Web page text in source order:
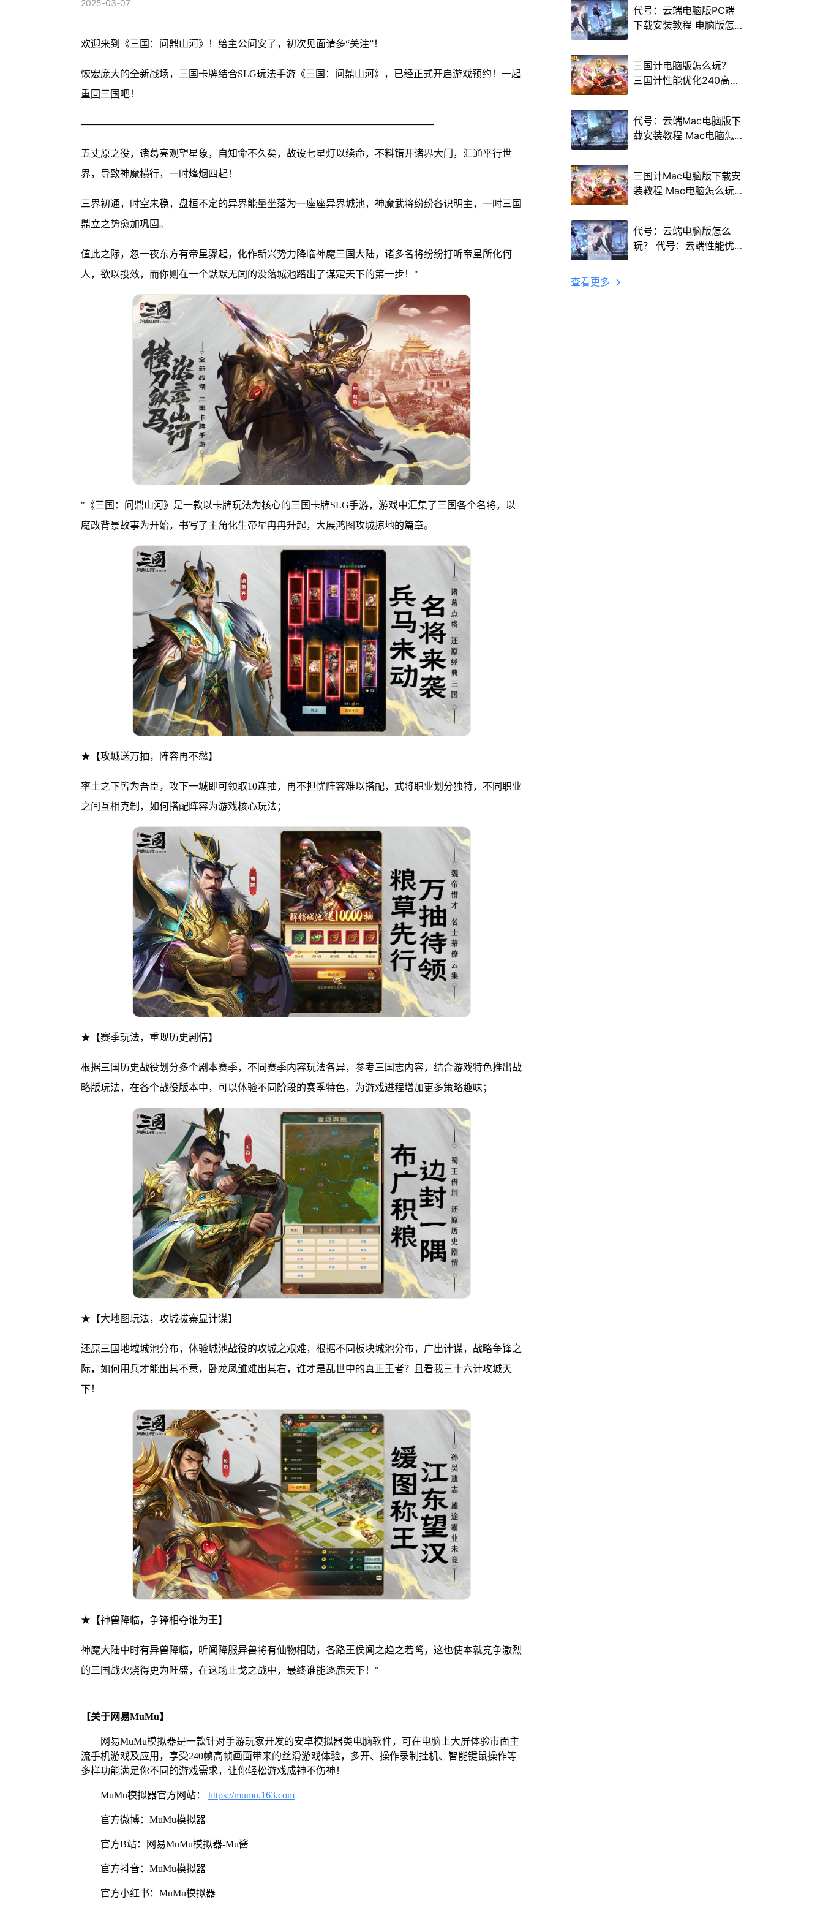
2025-03-07
欢迎来到《三国：问鼎山河》！给主公问安了，初次见面请多“关注”！
恢宏庞大的全新战场，三国卡牌结合SLG玩法手游《三国：问鼎山河》，已经正式开启游戏预约！一起
重回三国吧！
————————————————————————————————————
五丈原之役，诸葛亮观望星象，自知命不久矣，故设七星灯以续命，不料错开诸界大门，汇通平行世
界，导致神魔横行，一时烽烟四起！
三界初通，时空未稳，盘桓不定的异界能量坐落为一座座异界城池，神魔武将纷纷各识明主，一时三国
鼎立之势愈加巩固。
值此之际，忽一夜东方有帝星骤起，化作新兴势力降临神魔三国大陆，诸多名将纷纷打听帝星所化何
人，欲以投效，而你则在一个默默无闻的没落城池踏出了谋定天下的第一步！"
"《三国：问鼎山河》是一款以卡牌玩法为核心的三国卡牌SLG手游，游戏中汇集了三国各个名将，以
魔改背景故事为开始，书写了主角化生帝星冉冉升起，大展鸿图攻城掠地的篇章。
★【攻城送万抽，阵容再不愁】
率土之下皆为吾臣，攻下一城即可领取10连抽，再不担忧阵容难以搭配，武将职业划分独特，不同职业
之间互相克制，如何搭配阵容为游戏核心玩法；
★【赛季玩法，重现历史剧情】
根据三国历史战役划分多个剧本赛季，不同赛季内容玩法各异，参考三国志内容，结合游戏特色推出战
略版玩法，在各个战役版本中，可以体验不同阶段的赛季特色，为游戏进程增加更多策略趣味；
★【大地图玩法，攻城拔寨显计谋】
还原三国地域城池分布，体验城池战役的攻城之艰难，根据不同板块城池分布，广出计谋，战略争锋之
际，如何用兵才能出其不意，卧龙凤雏难出其右，谁才是乱世中的真正王者？且看我三十六计攻城天
下！
★【神兽降临，争锋相夺谁为王】
神魔大陆中时有异兽降临，听闻降服异兽将有仙物相助，各路王侯闻之趋之若鹜，这也使本就竞争激烈
的三国战火烧得更为旺盛，在这场止戈之战中，最终谁能逐鹿天下！"
【关于网易MuMu】
网易MuMu模拟器是一款针对手游玩家开发的安卓模拟器类电脑软件，可在电脑上大屏体验市面主
流手机游戏及应用，享受240帧高帧画面带来的丝滑游戏体验，多开、操作录制挂机、智能键鼠操作等
多样功能满足你不同的游戏需求，让你轻松游戏成神不伤神！
MuMu模拟器官方网站： https://mumu.163.com
官方微博：MuMu模拟器
官方B站：网易MuMu模拟器-Mu酱
官方抖音：MuMu模拟器
官方小红书：MuMu模拟器
代号：云端电脑版PC端
下载安装教程 电脑版怎
三国计电脑版怎么玩？
三国计性能优化240高帧
代号：云端Mac电脑版下
载安装教程 Mac电脑怎
三国计Mac电脑版下载安
装教程 Mac电脑怎么玩
代号：云端电脑版怎么
玩？ 代号：云端性能优
查看更多